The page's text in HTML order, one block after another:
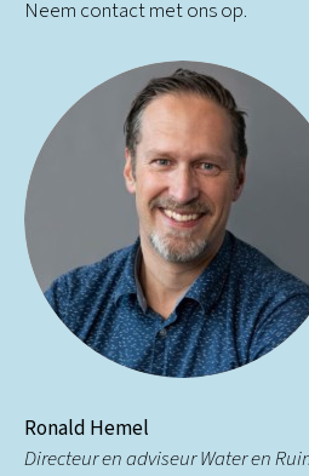
Neem contact met ons op.
Ronald Hemel
Directeur en adviseur Water en